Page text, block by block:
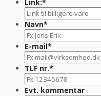
Link:*
Navn*
E-mail*
TLF nr.*
Evt. kommentar